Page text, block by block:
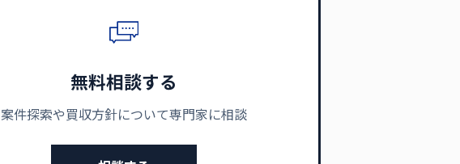
無料相談する
案件探索や買収方針について専門家に相談